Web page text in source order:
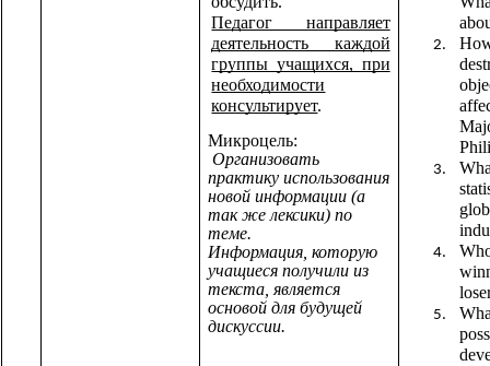
Педагог направляет
деятельность каждой
группы учащихся, при
необходимости
консультирует.
Микроцель:
Организовать
практику использования
новой информации (а
так же лексики) по
теме.
Информация, которую
учащиеся получили из
текста, является
основой для будущей
дискуссии.